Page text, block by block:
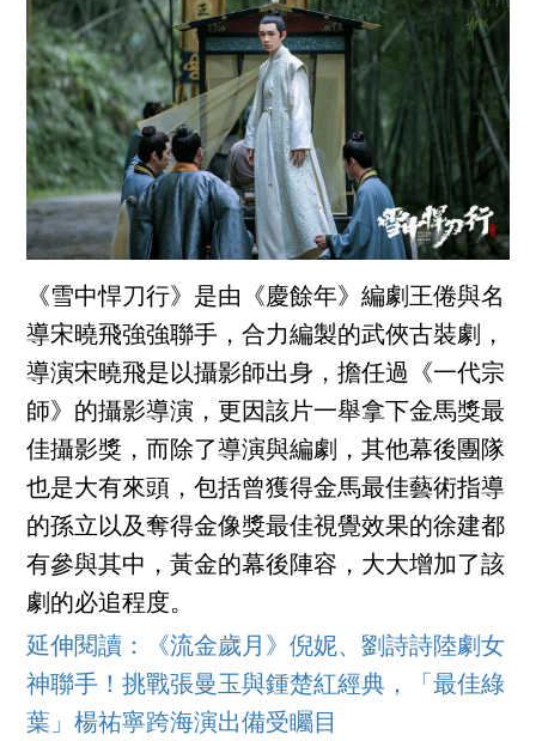
《雪中悍刀行》是由《慶餘年》編劇王倦與名
導宋曉飛強強聯手，合力編製的武俠古裝劇，
導演宋曉飛是以攝影師出身，擔任過《一代宗
師》的攝影導演，更因該片一舉拿下金馬獎最
佳攝影獎，而除了導演與編劇，其他幕後團隊
也是大有來頭，包括曾獲得金馬最佳藝術指導
的孫立以及奪得金像獎最佳視覺效果的徐建都
有參與其中，黃金的幕後陣容，大大增加了該
劇的必追程度。
延伸閱讀：《流金歲月》倪妮、劉詩詩陸劇女
神聯手！挑戰張曼玉與鍾楚紅經典，「最佳綠
葉」楊祐寧跨海演出備受矚目